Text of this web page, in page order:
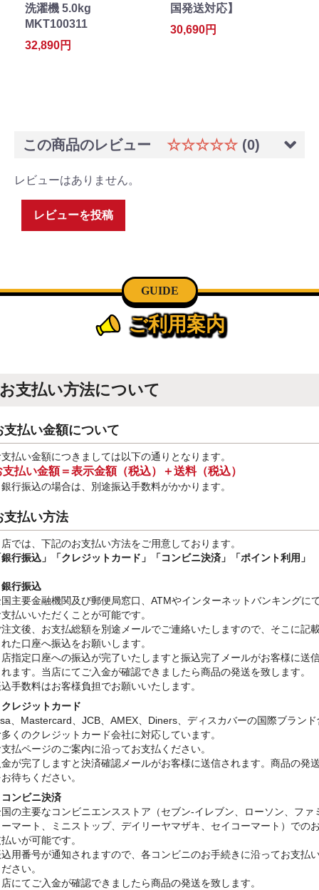
洗濯機 5.0kg
MKT100311
32,890円
国発送対応】
30,690円
この商品のレビュー ☆☆☆☆☆ (0)
レビューはありません。
レビューを投稿
GUIDE
ご利用案内
お支払い方法について
支払い金額について
払い金額につきましては以下の通りとなります。
支払い金額＝表示金額（税込）＋送料（税込）
行振込の場合は、別途振込手数料がかかります。
支払い方法
では、下記のお支払い方法をご用意しております。
行振込」
「クレジットカード」「コンビニ決済」「ポイント利用」
行振込
主要金融機関及び郵便局窓口、ATMやインターネットバンキングに
払いいただくことが可能です。
文後、お支払総額を別途メールでご連絡いたしますので、そこに記
た口座へ振込をお願いします。
指定口座への振込が完了いたしますと振込完了メールがお客様に送
ます。当店にてご入金が確認できましたら商品の発送を致します。
手数料はお客様負担でお願いいたします。
レジットカード
、Mastercard、JCB、AMEX、Diners、ディスカバーの国際ブランド
くのクレジットカード会社に対応しています。
払ページのご案内に沿ってお支払ください。
が完了しますと決済確認メールがお客様に送信されます。商品の発
待ちください。
ンビニ決済
の主要なコンビニエンスストア（セブン-イレブン、ローソン、ファ
マート、ミニストップ、デイリーヤマザキ、セイコーマート）での
いが可能です。
用番号が通知されますので、各コンビニのお手続きに沿ってお支払
さい。
にてご入金が確認できましたら商品の発送を致します。